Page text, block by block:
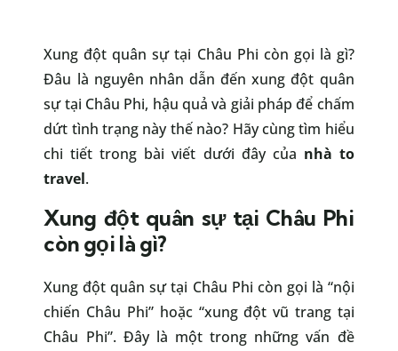
Xung đột quân sự tại Châu Phi còn gọi là gì?
Đâu là nguyên nhân dẫn đến xung đột quân
sự tại Châu Phi, hậu quả và giải pháp để chấm
dứt tình trạng này thế nào? Hãy cùng tìm hiểu
chi tiết trong bài viết dưới đây của nhà to
travel.
Xung đột quân sự tại Châu Phi
còn gọi là gì?
Xung đột quân sự tại Châu Phi còn gọi là “nội
chiến Châu Phi” hoặc “xung đột vũ trang tại
Châu Phi”. Đây là một trong những vấn đề